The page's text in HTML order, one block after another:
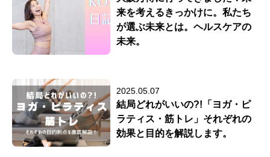
来を考えるきっかけに。私たち
が選ぶ未来とは。ヘルスケアの
未来。
2025.05.07
結局どれがいいの?!「ヨガ・ピ
ラティス・筋トレ」それぞれの
効果と目的を解説します。